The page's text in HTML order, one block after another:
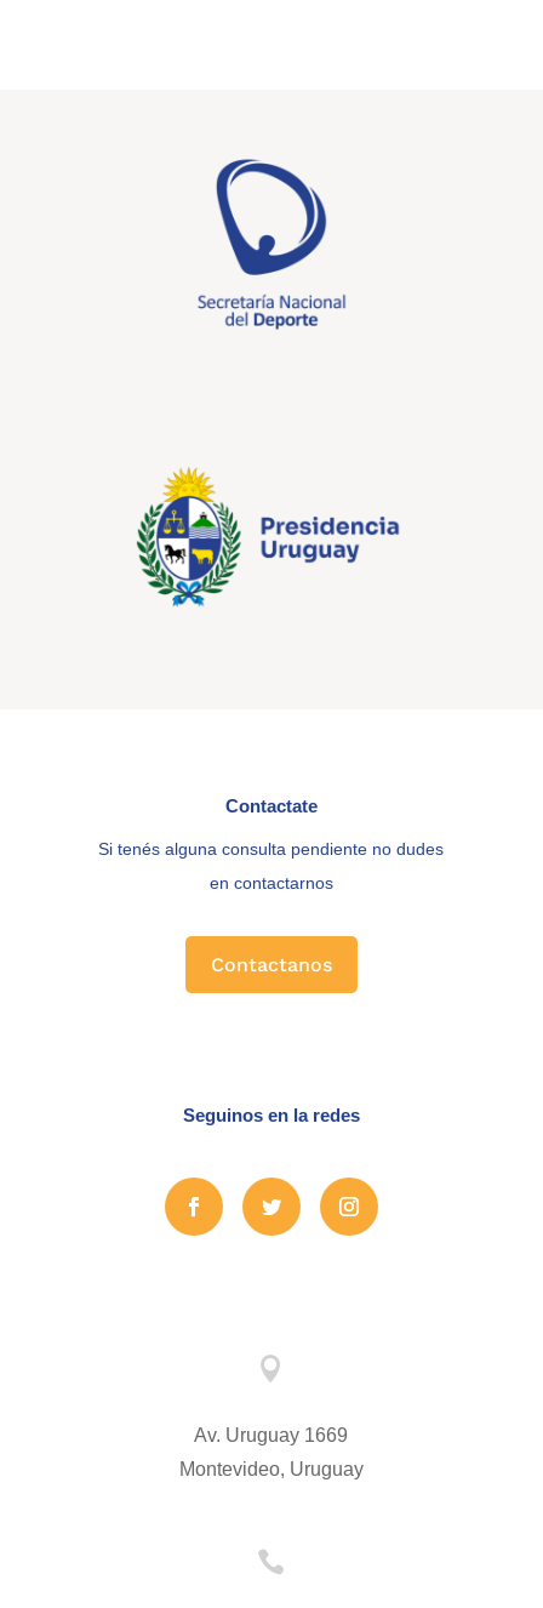
Contactate
Si tenés alguna consulta pendiente no dudes
en contactarnos
Contactanos
Seguinos en la redes

Av. Uruguay 1669
Montevideo, Uruguay
